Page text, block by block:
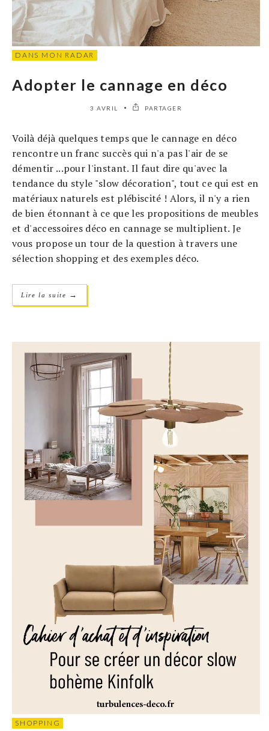
DANS MON RADAR
Adopter le cannage en déco
3 AVRIL PARTAGER
Voilà déjà quelques temps que le cannage en déco
rencontre un franc succès qui n'a pas l'air de se
démentir ...pour l'instant. Il faut dire qu'avec la
tendance du style "slow décoration", tout ce qui est en
matériaux naturels est plébiscité ! Alors, il n'y a rien
de bien étonnant à ce que les propositions de meubles
et d'accessoires déco en cannage se multiplient. Je
vous propose un tour de la question à travers une
sélection shopping et des exemples déco.
Lire la suite →
SHOPPING